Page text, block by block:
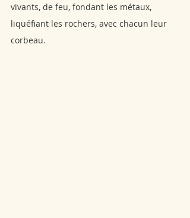
vivants, de feu, fondant les métaux,
liquéfiant les rochers, avec chacun leur
corbeau.